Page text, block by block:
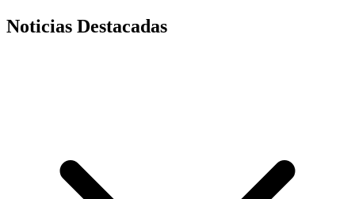
Noticias Destacadas